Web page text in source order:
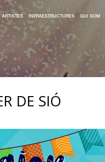
ARTISTES INFRAESTRUCTURES QUI SOM
DE SIÓ